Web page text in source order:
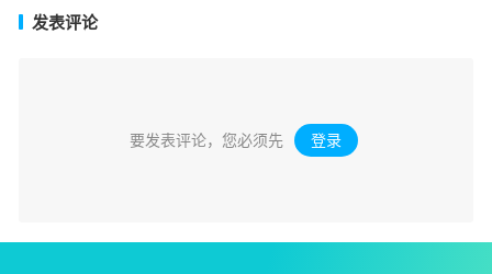
发表评论
要发表评论，您必须先 登录 。